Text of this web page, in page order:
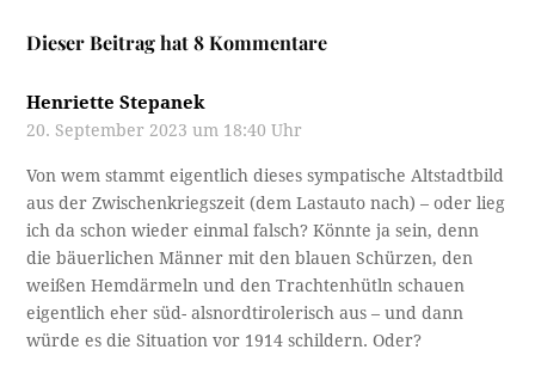
Dieser Beitrag hat 8 Kommentare
Henriette Stepanek
20. September 2023 um 18:40 Uhr
Von wem stammt eigentlich dieses sympatische Altstadtbild
aus der Zwischenkriegszeit (dem Lastauto nach) – oder lieg
ich da schon wieder einmal falsch? Könnte ja sein, denn
die bäuerlichen Männer mit den blauen Schürzen, den
weißen Hemdärmeln und den Trachtenhütln schauen
eigentlich eher süd- alsnordtirolerisch aus – und dann
würde es die Situation vor 1914 schildern. Oder?